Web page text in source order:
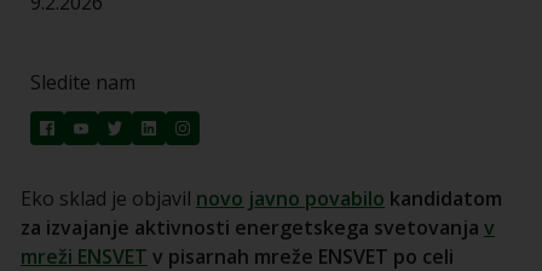
Sledite nam
Eko sklad je objavil novo javno povabilo kandidatom
za izvajanje aktivnosti energetskega svetovanja v
mreži ENSVET v pisarnah mreže ENSVET po celi